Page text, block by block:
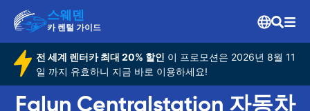
스웨덴
카 렌털 가이드
전 세계 렌터카 최대 20% 할인 이 프로모션은 2026년 8월 11
일 까지 유효하니 지금 바로 이용하세요!
Falun Centralstation 자동차